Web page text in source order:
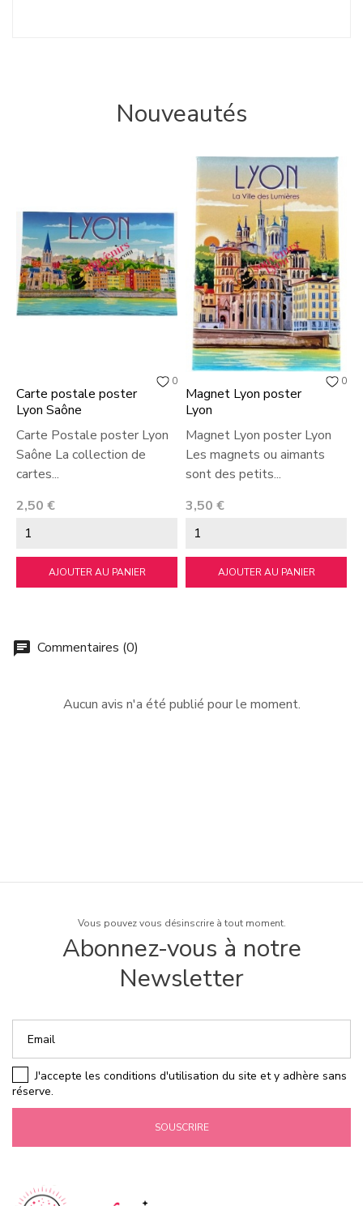
Nouveautés
0
Carte postale poster
Lyon Saône
Carte Postale poster Lyon
Saône La collection de
cartes...
Prix
2,50 €
AJOUTER AU PANIER
0
Magnet Lyon poster
Lyon
Magnet Lyon poster Lyon
Les magnets ou aimants
sont des petits...
Prix
3,50 €
AJOUTER AU PANIER
chat Commentaires (0)
Aucun avis n'a été publié pour le moment.
Vous pouvez vous désinscrire à tout moment.
Abonnez-vous à notre
Newsletter
SOUSCRIRE
J'accepte les conditions d'utilisation du site et y adhère sans
réserve.